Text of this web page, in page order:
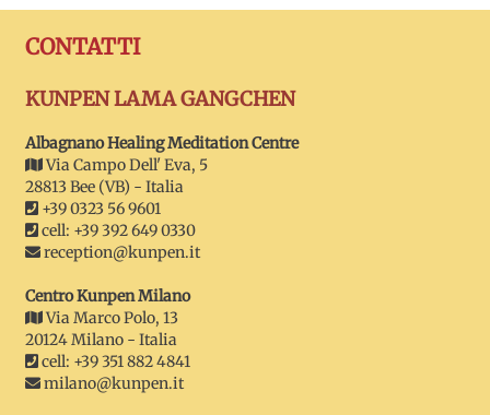
CONTATTI
KUNPEN LAMA GANGCHEN
Albagnano Healing Meditation Centre
Via Campo Dell' Eva, 5
28813 Bee (VB) - Italia
+39 0323 56 9601
cell: +39 392 649 0330
reception@kunpen.it
Centro Kunpen Milano
Via Marco Polo, 13
20124 Milano - Italia
cell: +39 351 882 4841
milano@kunpen.it